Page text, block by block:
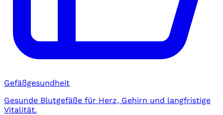
Gefäßgesundheit
Gesunde Blutgefäße für Herz, Gehirn und langfristige
Vitalität.